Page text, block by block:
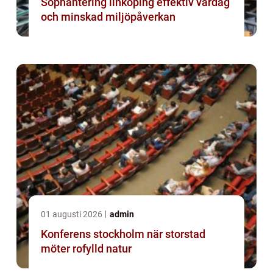
och minskad miljöpåverkan
01 augusti 2026 admin
Konferens stockholm när storstad
möter rofylld natur